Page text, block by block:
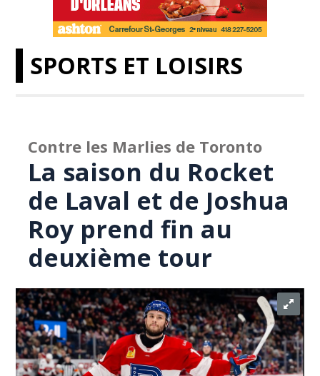
SPORTS ET LOISIRS
Contre les Marlies de Toronto
La saison du Rocket
de Laval et de Joshua
Roy prend fin au
deuxième tour